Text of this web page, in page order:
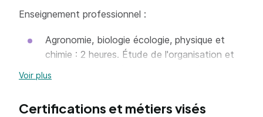
Cette formation remplace le CAPA Travaux
paysagers à compter de la rentrée 2015.
Enseignement professionnel :
Agronomie, biologie écologie, physique et
chimie : 2 heures. Étude de l'organisation et
Voir plus
Certifications et métiers visés